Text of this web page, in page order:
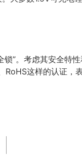
”。考虑其安全特
这样的认证，